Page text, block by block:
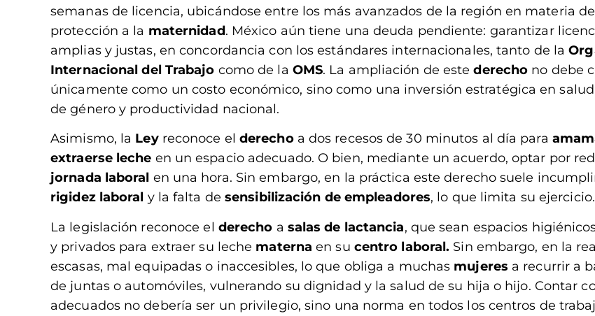
semanas de licencia, ubicándose entre los más avanzados de la región en materia de
protección a la maternidad. México aún tiene una deuda pendiente: garantizar
amplias y justas, en concordancia con los estándares internacionales, tanto de la
Internacional del Trabajo como de la OMS. La ampliación de estederecho no debe
únicamente como un costo económico, sino como una inversión estratégica en
de género y productividad nacional.
Asimismo, la Leyreconoce el derechoa dos recesos de 30 minutos al día para
extraerse leche en un espacio adecuado. O bien, mediante un acuerdo, optar por
jornada laboral en una hora. Sin embargo, en la práctica este derecho suele
rigidez laboral y la falta de sensibilización de empleadores, lo que limita su ejercicio.
La legislación reconoce el derecho a salas de lactancia, que sean espacios
y privados para extraer su leche maternaen su centro laboral. Sin embargo, en la
escasas, mal equipadas o inaccesibles, lo que obliga a muchas mujeres a recurrir a
de juntas o automóviles, vulnerando su dignidad y la salud de su hija o hijo. Contar
adecuados no debería ser un privilegio, sino una norma en todos los centros de